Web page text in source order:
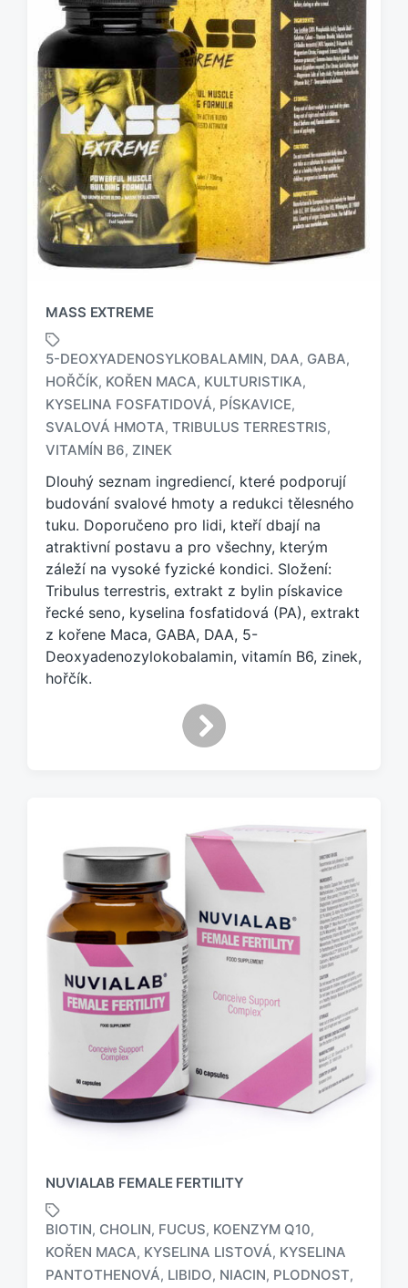
MASS EXTREME
O
z
n
č
e
n
t
a
g
e
m
:
5-DEOXYADENOSYLKOBALAMIN, DAA, GABA,
HOŘČÍK, KOŘEN MACA, KULTURISTIKA,
KYSELINA FOSFATIDOVÁ, PÍSKAVICE,
SVALOVÁ HMOTA, TRIBULUS TERRESTRIS,
VITAMÍN B6, ZINEK
Dlouhý seznam ingrediencí, které podporují
budování svalové hmoty a redukci tělesného
tuku. Doporučeno pro lidi, kteří dbají na
atraktivní postavu a pro všechny, kterým
záleží na vysoké fyzické kondici. Složení:
Tribulus terrestris, extrakt z bylin pískavice
řecké seno, kyselina fosfatidová (PA), extrakt
z kořene Maca, GABA, DAA, 5-
Deoxyadenozylokobalamin, vitamín B6, zinek,
hořčík.
NUVIALAB FEMALE FERTILITY
BIOTIN, CHOLIN, FUCUS, KOENZYM Q10,
KOŘEN MACA, KYSELINA LISTOVÁ, KYSELINA
PANTOTHENOVÁ, LIBIDO, NIACIN, PLODNOST,